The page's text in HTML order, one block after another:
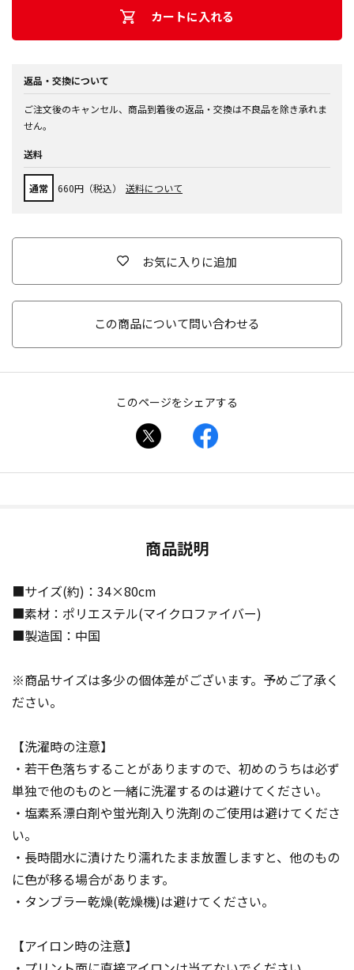
カートに入れる
返品・交換について
ご注文後のキャンセル、商品到着後の返品・交換は不良品を除き承れま
せん。
送料
通常 660円（税込） 送料について
お気に入りに追加
この商品について問い合わせる
このページをシェアする
商品説明
■サイズ(約)：34×80cm
■素材：ポリエステル(マイクロファイバー)
■製造国：中国
※商品サイズは多少の個体差がございます。予めご了承く
ださい。
【洗濯時の注意】
・若干色落ちすることがありますので、初めのうちは必ず
単独で他のものと一緒に洗濯するのは避けてください。
・塩素系漂白剤や蛍光剤入り洗剤のご使用は避けてくださ
い。
・長時間水に漬けたり濡れたまま放置しますと、他のもの
に色が移る場合があります。
・タンブラー乾燥(乾燥機)は避けてください。
【アイロン時の注意】